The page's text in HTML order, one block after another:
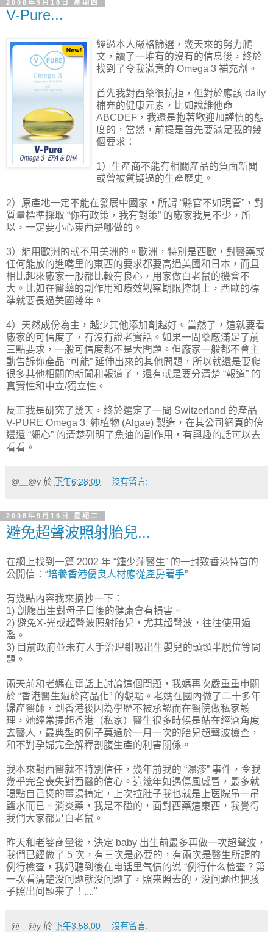
2008年9月18日 星期四
V-Pure...
經過本人嚴格篩選，幾天來的努力爬
文，讀了一堆有的沒有的信息後，終於
找到了令我滿意的 Omega 3 補充劑。
首先我對西藥很抗拒，但對於應該 daily
補充的健康元素，比如說維他命
ABCDEF，我還是抱著歡迎加謹慎的態
度的，當然，前提是首先要滿足我的幾
個要求：
1）生產商不能有相關產品的負面新聞
或曾被質疑過的生產歷史。
2）原產地一定不能在發展中國家，所謂 “縣官不如現管”，對
質量標準採取 “你有政策，我有對策” 的廠家我見不少，所
以，一定要小心東西是哪做的。
3）能用歐洲的就不用美洲的。歐洲，特別是西歐，對醫藥或
任何能放的進嘴里的東西的要求都要高過美國和日本，而且
相比起來廠家一般都比較有良心，用家做白老鼠的機會不
大。比如在醫藥的副作用和療效觀察期限控制上，西歐的標
準就要長過美國幾年。
4）天然成份為主，越少其他添加劑越好。當然了，這就要看
廠家的可信度了，有沒有說老實話。如果一間藥廠滿足了前
三點要求，一般可信度都不是大問題。但廠家一般都不會主
動告訴你產品 “可能” 延伸出來的其他問題，所以就還是要爬
很多其他相關的新聞和報道了，還有就是要分清楚 “報道” 的
真實性和中立/獨立性。
反正我是研究了幾天，終於選定了一間 Switzerland 的產品
V-PURE Omega 3, 純植物 (Algae) 製造，在其公司網頁的傍
邊還 “細心” 的清楚列明了魚油的副作用，有興趣的話可以去
看看。
@＿@y 於 下午6:28:00 沒有留言:
2008年9月16日 星期二
避免超聲波照射胎兒...
在網上找到一篇 2002 年 “鍾少萍醫生” 的一封致香港特首的
公開信：“培養香港優良人材應從產房著手”
有幾點內容我來摘抄一下：
1) 剖腹出生對母子日後的健康會有損害。
2) 避免X-光或超聲波照射胎兒，尤其超聲波，往往使用過
濫。
3) 目前政府並未有人手治理鉗吸出生嬰兒的頭頸半脫位等問
題。
兩天前和老媽在電話上討論這個問題，我媽再次嚴重重申關
於 “香港醫生過於商品化” 的觀點。老媽在國內做了二十多年
婦產醫師，到香港後因為學歷不被承認而在醫院做私家護
理，她經常提起香港（私家）醫生很多時候是站在經濟角度
去醫人，最典型的例子莫過於一月一次的胎兒超聲波檢查，
和不對孕婦完全解釋剖腹生產的利害關係。
我本來對西醫就不特別信任，幾年前我的 “濕疹” 事件，令我
幾乎完全喪失對西醫的信心。這幾年如遇傷風感冒，最多就
喝點自己煲的薑湯搞定，上次拉肚子我也就是上医院吊一吊
鹽水而已。消炎藥，我是不碰的，面對西藥這東西，我覺得
我們大家都是白老鼠。
昨天和老婆商量後，決定 baby 出生前最多再做一次超聲波，
我們已經做了 5 次，有三次是必要的，有兩次是醫生所謂的
例行檢查，我妈聽到後在电话里气愤的说 “例行什么检查？第
一次看清楚没问题就没问题了，照来照去的，没问题也把孩
子照出问题来了！...."
@＿@y 於 下午3:58:00 沒有留言: